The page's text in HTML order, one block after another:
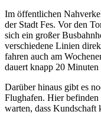
Im öffentlichen
der Stadt Fes. Vor den
sich ein großer
verschiedene Linien
fahren auch am
dauert knapp 20
Darüber hinaus gibt es
Flughafen. Hier befinden
warten, dass Kundschaft